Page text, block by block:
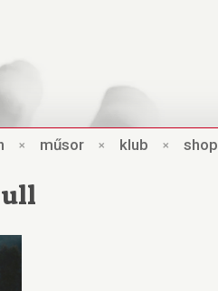
× műsor × klub × shop